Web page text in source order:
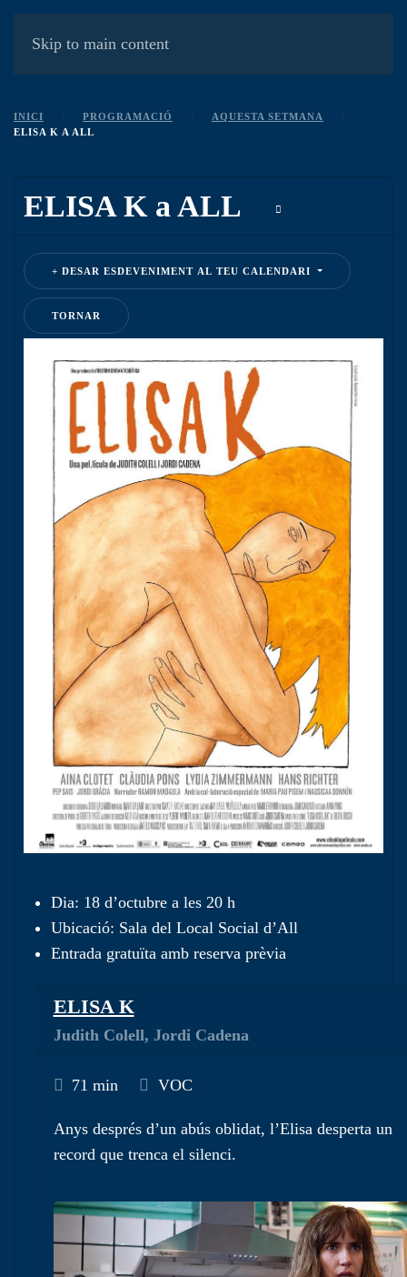
Skip to main content
INICI PROGRAMACIÓ
AQUESTA SETMANA
ELISA K A ALL
ELISA K a ALL
DESAR ESDEVENIMENT AL TEU CALENDARI
TORNAR
Dia: 18 d’octubre a les 20 h
Ubicació: Sala del Local Social d’All
Entrada gratuïta amb reserva prèvia
ELISA K
Judith Colell, Jordi Cadena
71 min VOC
Anys després d’un abús oblidat, l’Elisa desperta un
record que trenca el silenci.